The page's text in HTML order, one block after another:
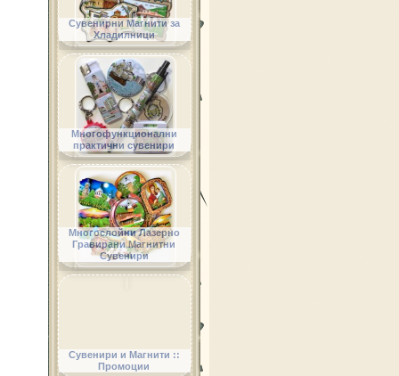
Сувенирни Магнити за
Хладилници
Многофункционални
практични сувенири
Многослойни Лазерно
Гравирани Магнитни
Сувенири
Сувенири и Магнити ::
Промоции